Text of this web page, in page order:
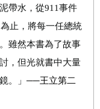
帶水，從911事件
止，將每一任總統
雖然本書為了故事
，但光就書中大量
。」 ──王立第二